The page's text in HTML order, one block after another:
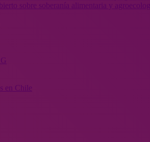
sobre soberanía alimentaria y
en Chile